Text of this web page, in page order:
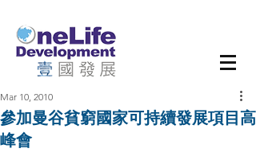
參加曼谷貧窮國家可持續發展項目高
峰會
Mar 10, 2010